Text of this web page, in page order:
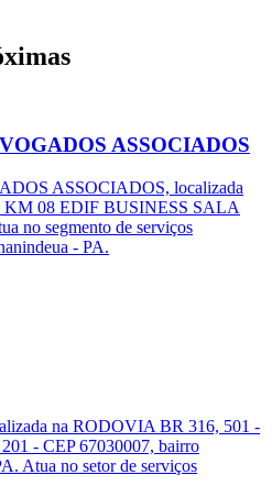
ASSOCIADOS
ASSOCIADOS, localizada
08 EDIF BUSINESS SALA
no segmento de serviços
- PA.
na RODOVIA BR 316, 501 -
- CEP 67030007, bairro
Atua no setor de serviços